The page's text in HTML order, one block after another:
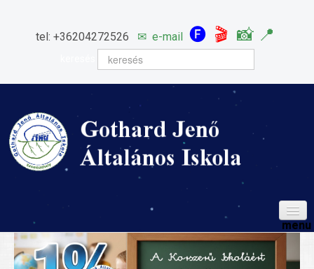
tel: +36204272526 ✉ e-mail 🅕 🎬 📸 📍
HÍREINK